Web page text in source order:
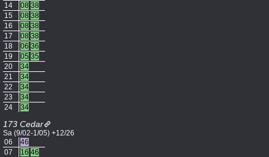
14
08 38
15
08 38
16
08 38
17
08 38
18
06 36
19
05 35
20
34
21
34
22
34
23
34
24
34
173 Cedar
Sa (9/02-1/05) +12/26
06
46
07
16 46